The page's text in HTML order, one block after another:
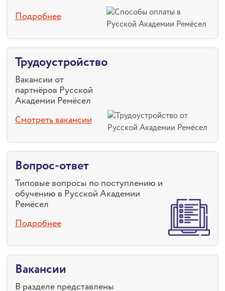
Подробнее
Трудоустройство
Вакансии от
партнёров Русской
Академии Ремёсел
Смотреть вакансии
Вопрос-ответ
Типовые вопросы по поступлению и
обучению в Русской Академии
Ремёсел
Подробнее
Вакансии
В разделе представлены